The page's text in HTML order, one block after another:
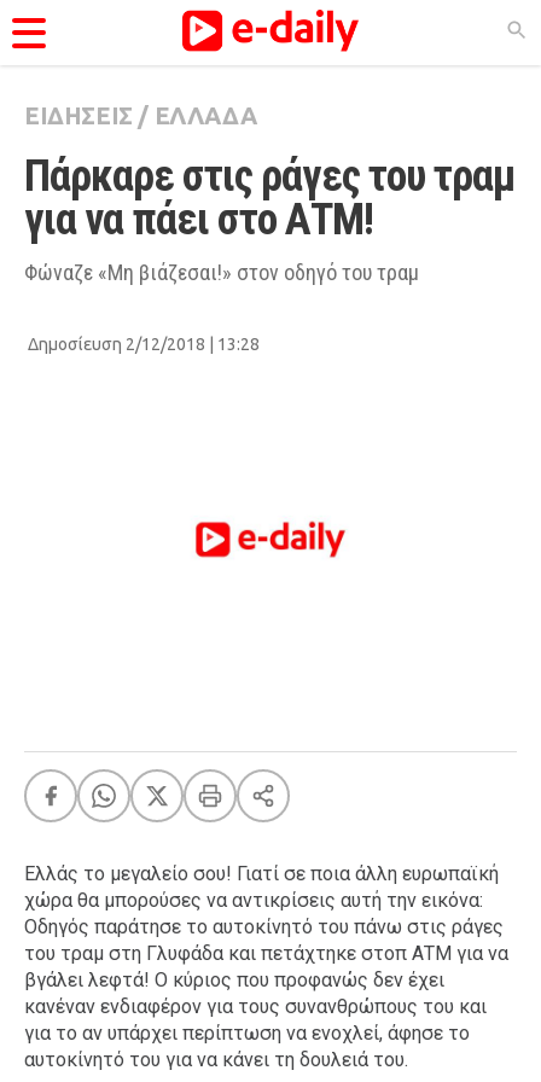
ΚΑΤΗΓΟΡΊΕΣ
Ειδήσεις
Θέματα
Videos
Viral
OMG LOL
Xmas
LIFE
Food
Body+Mind
ΕΙΔΗΣΕΙΣ / ΕΛΛΑΔΑ
Πάρκαρε στις ράγες του τραμ
για να πάει στο ΑΤΜ!
Φώναζε «Μη βιάζεσαι!» στον οδηγό του τραμ
Δημοσίευση 2/12/2018 | 13:28
Ελλάς το μεγαλείο σου! Γιατί σε ποια άλλη ευρωπαϊκή
χώρα θα μπορούσες να αντικρίσεις αυτή την εικόνα:
Οδηγός παράτησε το αυτοκίνητό του πάνω στις ράγες
του τραμ στη Γλυφάδα και πετάχτηκε στοπ ΑΤΜ για να
βγάλει λεφτά! Ο κύριος που προφανώς δεν έχει
κανέναν ενδιαφέρον για τους συνανθρώπους του και
για το αν υπάρχει περίπτωση να ενοχλεί, άφησε το
αυτοκίνητό του για να κάνει τη δουλειά του.